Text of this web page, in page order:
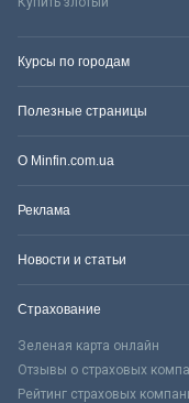
Курсы по городам
Полезные страницы
О Minfin.com.ua
Реклама
Новости и статьи
Страхование
Зеленая карта онлайн
Отзывы о страховых
Рейтинг страховых